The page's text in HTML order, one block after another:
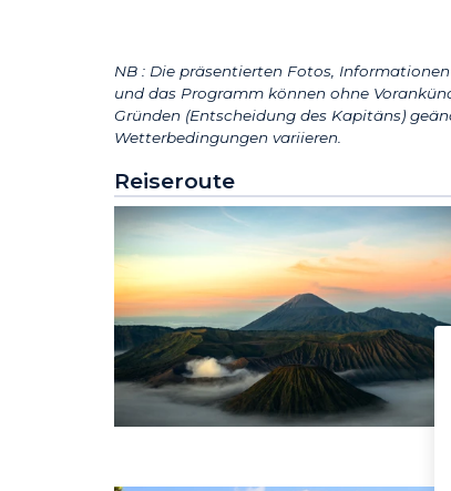
NB : Die präsentierten Fotos,
und das Programm können ohne
Gründen (Entscheidung des Kapitäns)
Wetterbedingungen variieren.
Reiseroute